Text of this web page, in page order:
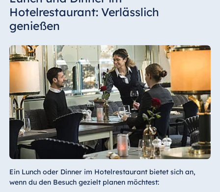
Hotelrestaurant: Verlässlich
genießen
Ein Lunch oder Dinner im Hotelrestaurant bietet sich an,
wenn du den Besuch gezielt planen möchtest: